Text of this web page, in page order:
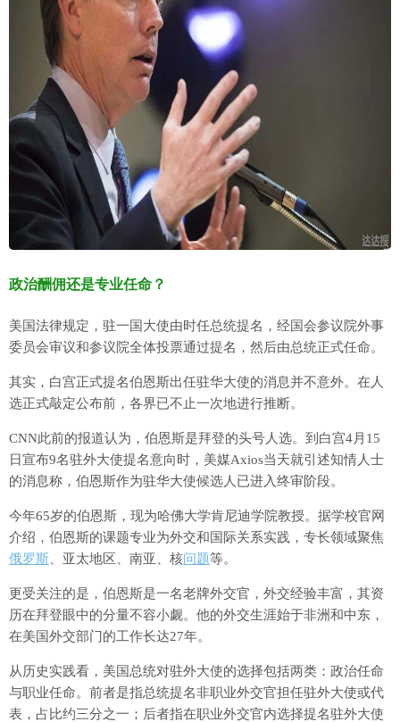
政治酬佣还是专业任命？
美国法律规定，驻一国大使由时任总统提名，经国会参议院外事
委员会审议和参议院全体投票通过提名，然后由总统正式任命。
其实，白宫正式提名伯恩斯出任驻华大使的消息并不意外。在人
选正式敲定公布前，各界已不止一次地进行推断。
CNN此前的报道认为，伯恩斯是拜登的头号人选。到白宫4月15
日宣布9名驻外大使提名意向时，美媒Axios当天就引述知情人士
的消息称，伯恩斯作为驻华大使候选人已进入终审阶段。
今年65岁的伯恩斯，现为哈佛大学肯尼迪学院教授。据学校官网
介绍，伯恩斯的课题专业为外交和国际关系实践，专长领域聚焦
俄罗斯 、亚太地区、南亚、核问题等。
更受关注的是，伯恩斯是一名老牌外交官，外交经验丰富，其资
历在拜登眼中的分量不容小觑。他的外交生涯始于非洲和中东，
在美国外交部门的工作长达27年。
从历史实践看，美国总统对驻外大使的选择包括两类：政治任命
与职业任命。前者是指总统提名非职业外交官担任驻外大使或代
表，占比约三分之一；后者指在职业外交官内选择提名驻外大使